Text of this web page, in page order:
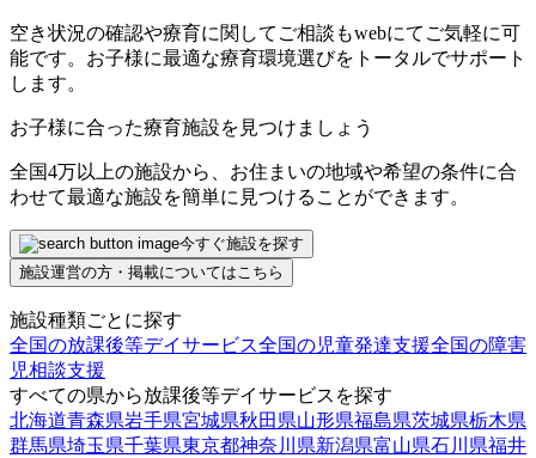
空き状況の確認や療育に関してご相談もwebにてご気軽に可
能です。お子様に最適な療育環境選びをトータルでサポート
します。
お子様に合った療育施設を見つけましょう
全国4万以上の施設から、お住まいの地域や希望の条件に合
わせて最適な施設を簡単に見つけることができます。
今すぐ施設を探す
施設運営の方・掲載についてはこちら
施設種類ごとに探す
全国の放課後等デイサービス全国の児童発達支援全国の障害
児相談支援
すべての県から放課後等デイサービスを探す
北海道青森県岩手県宮城県秋田県山形県福島県茨城県栃木県
群馬県埼玉県千葉県東京都神奈川県新潟県富山県石川県福井